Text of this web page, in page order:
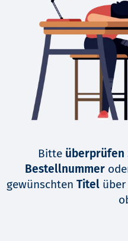
Bitte überprüfen
Bestellnummer
gewünschten Titelüber